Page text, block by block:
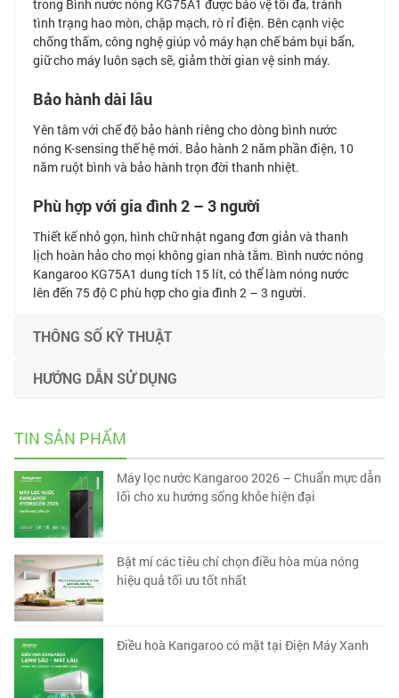
trong Bình nước nóng KG75A1 được bảo vệ tối đa, tránh
tình trạng hao mòn, chập mạch, rò rỉ điện. Bên cạnh việc
chống thấm, công nghệ giúp vỏ máy hạn chế bám bụi bẩn,
giữ cho máy luôn sạch sẽ, giảm thời gian vệ sinh máy.
Bảo hành dài lâu
Yên tâm với chế độ bảo hành riêng cho dòng bình nước
nóng K-sensing thế hệ mới. Bảo hành 2 năm phần điện, 10
năm ruột bình và bảo hành trọn đời thanh nhiệt.
Phù hợp với gia đình 2 – 3 người
Thiết kế nhỏ gọn, hình chữ nhật ngang đơn giản và thanh
lịch hoàn hảo cho mọi không gian nhà tắm. Bình nước nóng
Kangaroo KG75A1 dung tích 15 lít, có thể làm nóng nước
lên đến 75 độ C phù hợp cho gia đình 2 – 3 người.
THÔNG SỐ KỸ THUẬT
HƯỚNG DẪN SỬ DỤNG
TIN SẢN PHẨM
Máy lọc nước Kangaroo 2026 – Chuẩn mực dẫn
lối cho xu hướng sống khỏe hiện đại
Bật mí các tiêu chí chọn điều hòa mùa nóng
hiệu quả tối ưu tốt nhất
Điều hoà Kangaroo có mặt tại Điện Máy Xanh